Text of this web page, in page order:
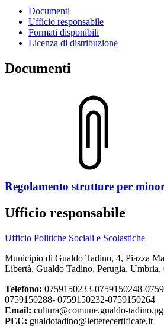
Documenti
Ufficio responsabile
Formati disponibili
Licenza di distribuzione
Documenti
Regolamento strutture per
Ufficio responsabile
Ufficio Politiche Sociali e Scolastiche
Municipio di Gualdo Tadino, 4, Piazza
Libertà, Gualdo Tadino, Perugia, Umbria,
Telefono: 0759150233-0759150248-
0759150288- 0759150232-0759150264
Email: cultura@comune.gualdo-
PEC: gualdotadino@letterecertificate.it